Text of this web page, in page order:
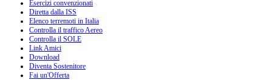
Esercizi convenzionati
Diretta dalla ISS
Elenco terremoti in Italia
Controlla il traffico Aereo
Controlla il SOLE
Link Amici
Download
Diventa Sostenitore
Fai un'Offerta